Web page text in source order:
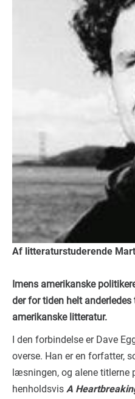
Af litteraturstuderende
Imens amerikanske
der for tiden helt anderledes
amerikanske litteratur.
I den forbindelse er Dave
overse. Han er en forfatter,
læsningen, og alene titlerne
henholdsvis A